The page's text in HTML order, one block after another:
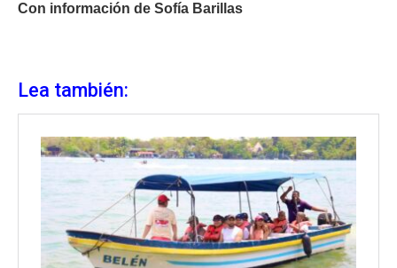
Con información de Sofía Barillas
Lea también: